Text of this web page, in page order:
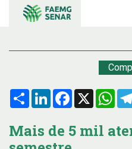
Compartilhar
LinkedInFacebook
X
Mais de 5 mil